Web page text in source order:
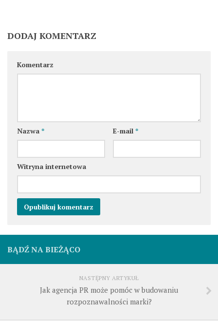
DODAJ KOMENTARZ
Komentarz
Nazwa * E-mail *
Witryna internetowa
BĄDŹ NA BIEŻĄCO
NASTĘPNY ARTYKUŁ
Jak agencja PR może pomóc w budowaniu
rozpoznawalności marki?